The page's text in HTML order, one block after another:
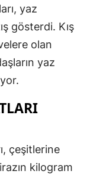
Elazığ
Erzincan
Giresun
yaz
gösterdi. Kış
olan
yaz
çeşitlerine
kilogram